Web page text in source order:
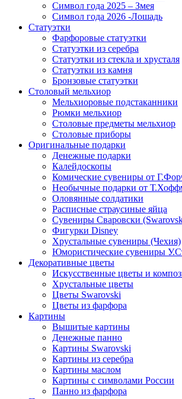
Символ года 2025 – Змея
Символ года 2026 -Лошадь
Статуэтки
Фарфоровые статуэтки
Статуэтки из серебра
Статуэтки из стекла и хрусталя
Статуэтки из камня
Бронзовые статуэтки
Столовый мельхиор
Мельхиоровые подстаканники
Рюмки мельхиор
Столовые предметы мельхиор
Столовые приборы
Оригинальные подарки
Денежные подарки
Калейдоскопы
Комические сувениры от
Необычные подарки от
Оловянные солдатики
Расписные страусиные яйца
Сувениры Сваровски
Фигурки Disney
Хрустальные сувениры (Чехия)
Юмористические сувениры
Декоративные цветы
Искусственные цветы и
Хрустальные цветы
Цветы Swarovski
Цветы из фарфора
Картины
Вышитые картины
Денежные панно
Картины Swarovski
Картины из серебра
Картины маслом
Картины с символами России
Панно из фарфора